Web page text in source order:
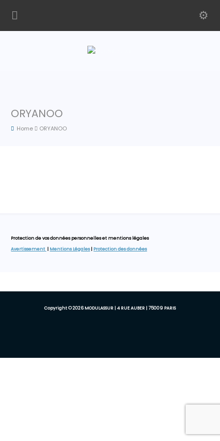
ORYANOO
Home ORYANOO
Protection de vos données personnelles et mentions légales
Avertissement | Mentions Légales| Protection des données
Copyright © 2026 MODULASSUR | 4 RUE AUBER | 75009 PARIS